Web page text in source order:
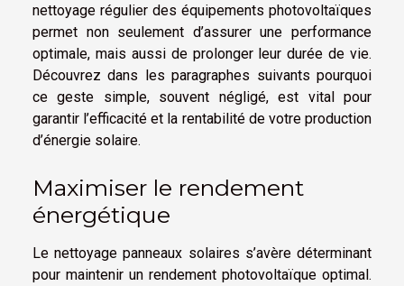
nettoyage régulier des équipements photovoltaïques
permet non seulement d’assurer une performance
optimale, mais aussi de prolonger leur durée de vie.
Découvrez dans les paragraphes suivants pourquoi
ce geste simple, souvent négligé, est vital pour
garantir l’efficacité et la rentabilité de votre production
d’énergie solaire.
Maximiser le rendement
énergétique
Le nettoyage panneaux solaires s’avère déterminant
pour maintenir un rendement photovoltaïque optimal.